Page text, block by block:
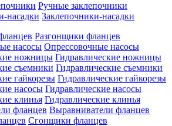
Ручные заклепочники
Заклепочники-насадки
Разгонщики фланцев
Опрессовочные насосы
Гидравлические ножницы
Гидравлические съемники
Гидравлические гайкорезы
Гидравлические насосы
Гидравлические клинья
Выравниватели фланцев
Сгонщики фланцев